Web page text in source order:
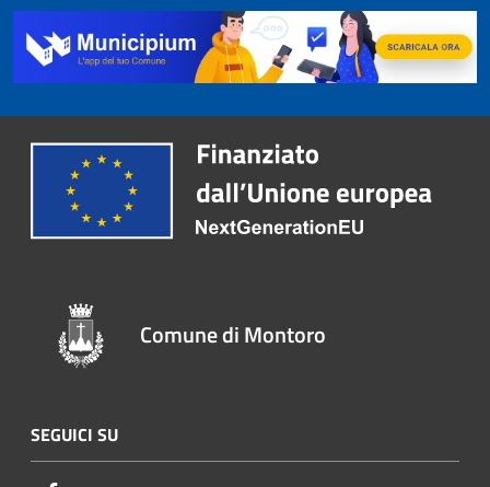
Comune di Montoro
SEGUICI SU